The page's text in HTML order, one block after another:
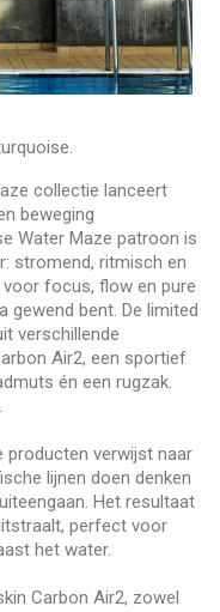
collectie lanceert
beweging
Water Maze patroon is
stromend, ritmisch en
focus, flow en pure
gewend bent. De limited
verschillende
Air2, een sportief
én een rugzak.
producten verwijst naar
lijnen doen denken
Het resultaat
perfect voor
het water.
Carbon Air2, zowel